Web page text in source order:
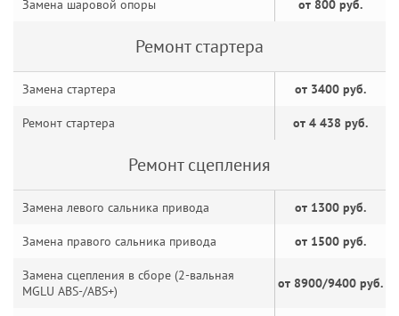
Замена шаровой опоры от 800 руб.
Ремонт стартера
Замена стартера от 3400 руб.
Ремонт стартера от 4 438 руб.
Ремонт сцепления
Замена левого сальника привода от 1300 руб.
Замена правого сальника привода от 1500 руб.
Замена сцепления в сборе (2-вальная
MGLU ABS-/ABS+)
от 8900/9400 руб.